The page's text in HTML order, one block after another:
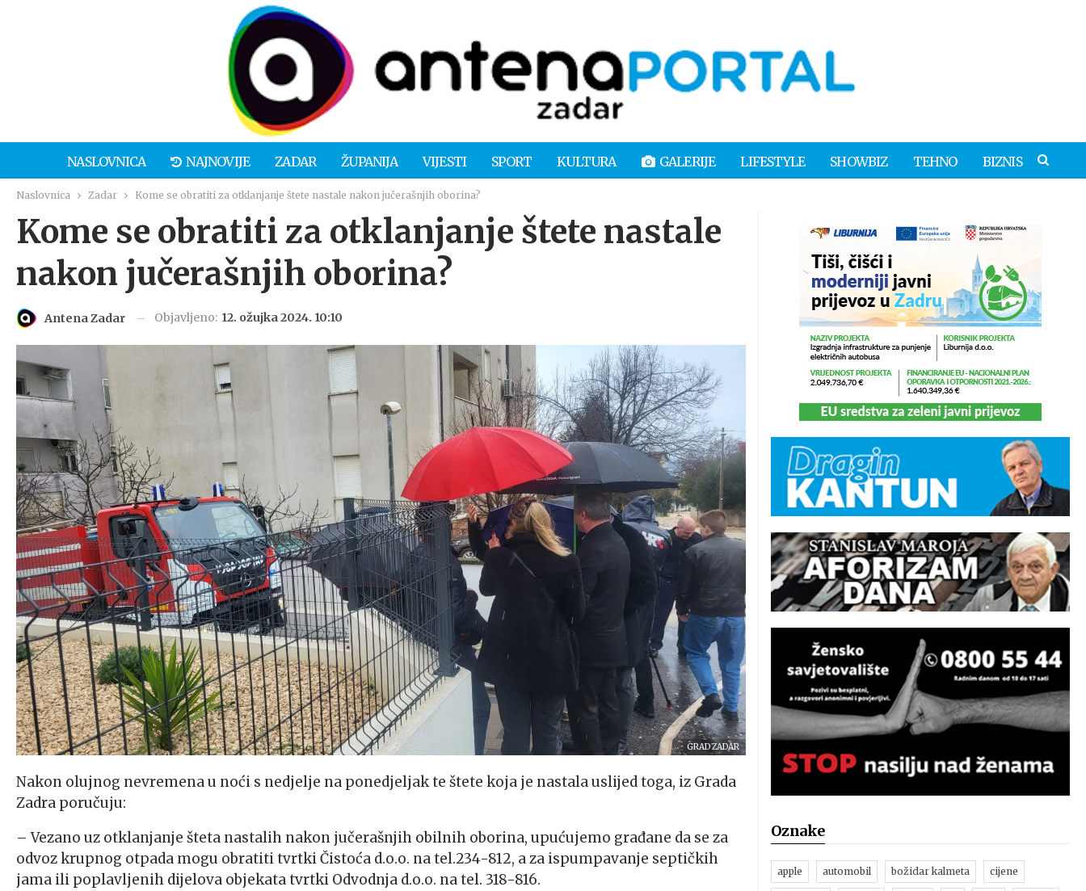
NASLOVNICA NAJNOVIJE ZADAR ŽUPANIJA VIJESTI SPORT KULTURA GALERIJE LIFESTYLE SHOWBIZ TEHNO BIZNIS
Naslovnica Zadar Kome se obratiti za otklanjanje štete nastale nakon jučerašnjih oborina?
Kome se obratiti za otklanjanje štete nastale
nakon jučerašnjih oborina?
Antena Zadar Objavljeno: 12. ožujka 2024. 10:10
GRAD ZADAR
Nakon olujnog nevremena u noći s nedjelje na ponedjeljak te štete koja je nastala uslijed toga, iz Grada
Zadra poručuju:
– Vezano uz otklanjanje šteta nastalih nakon jučerašnjih obilnih oborina, upućujemo građane da se za
odvoz krupnog otpada mogu obratiti tvrtki Čistoća d.o.o. na tel.234-812, a za ispumpavanje septičkih
jama ili poplavljenih dijelova objekata tvrtki Odvodnja d.o.o. na tel. 318-816.
Oznake
apple automobil božidar kalmeta cijene